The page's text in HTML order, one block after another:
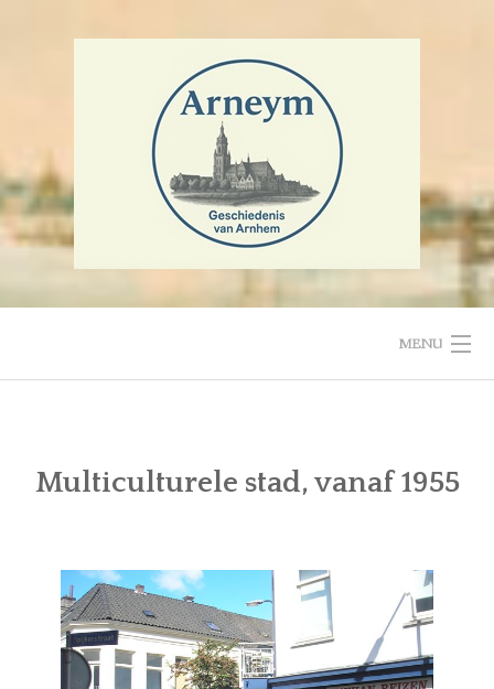
MENU
MONUMENTEN
KAREL VAN GELRE
ACTIVITEITEN
Multiculturele stad, vanaf 1955